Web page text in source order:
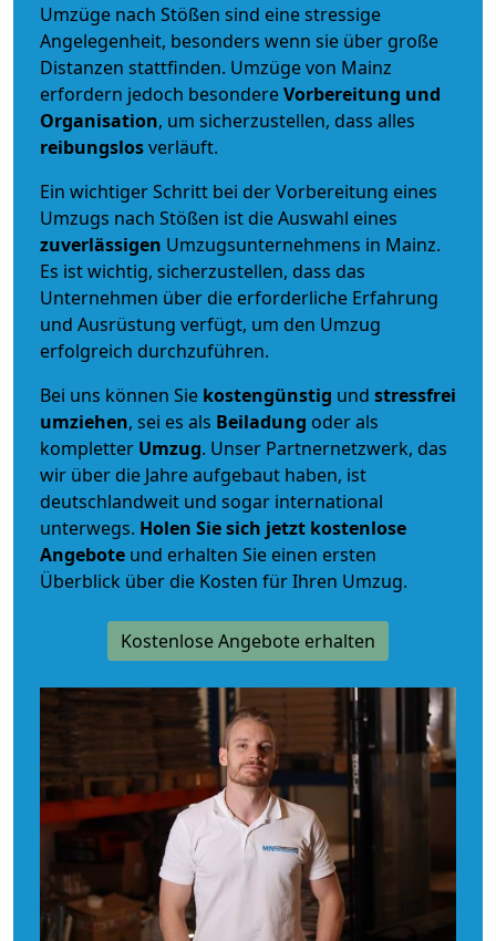
Umzüge nach Stößen sind eine stressige
Angelegenheit, besonders wenn sie über große
Distanzen stattfinden. Umzüge von Mainz
erfordern jedoch besondereVorbereitung und
Organisation, um sicherzustellen, dass alles
reibungslosverläuft.
Ein wichtiger Schritt bei der Vorbereitung eines
Umzugs nach Stößen ist die Auswahl eines
zuverlässigen Umzugsunternehmens in Mainz.
Es ist wichtig, sicherzustellen, dass das
Unternehmen über die erforderliche Erfahrung
und Ausrüstung verfügt, um den Umzug
erfolgreich durchzuführen.
Bei uns können Sie kostengünstig und stressfrei
umziehen, sei es als Beiladung oder als
kompletter Umzug. Unser Partnernetzwerk, das
wir über die Jahre aufgebaut haben, ist
deutschlandweit und sogar international
unterwegs. Holen Sie sich jetzt kostenlose
Angebote und erhalten Sie einen ersten
Überblick über die Kosten für Ihren Umzug.
Kostenlose Angebote erhalten